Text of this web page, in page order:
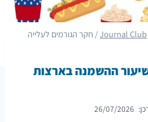
Journal Club
/ חקר הגורמים לעלייה
ההשמנה בארצות
26/07/2026